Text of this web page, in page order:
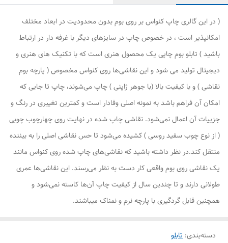
( در این گالری چاپ کنواس بر روی بوم بدون محدودیت در ابعاد مختلف
امکانپذیر است ، در خصوص چاپ در سایزهای دیگر با غرفه دار در ارتباط
باشید ) تابلو بوم چاپی یک محصول هنری است که با تکنیک های هنری و
دیجیتال تولید می شود و این نقاشی‌ها روی کنواس مخصوص ( پارچه بوم
نقاشی ) و با کیفیت بالا (با جوهر ژاپنی ) چاپ می‌شوند، چاپ تا جایی که
امکان آن فراهم باشد به نمونه اصلی وفادار است و کمترین تغییری در رنگ و
جزییات آن اعمال نمی‌شود. نقاشی چاپ شده در نهایت روی چهارچوب چوبی
( از نوع چوب سفید روسی ) کشیده می‌شود تا حس نقاشی اصلی را به بیننده
منتقل کند.در نظر داشته باشید که نقاشی‌های چاپ شده روی کنواس مانند
یک نقاشی روی بوم واقعی کار دست به نظر می‌رسند. این نقاشی‌ها عمری
طولانی دارند و تا چندین سال از کیفیت چاپ آن‌ها کاسته نمی‌شود و
همچنین قابل گردگیری با پارچه نرم و نمناک میباشند.
دسته‌بندی: تابلو